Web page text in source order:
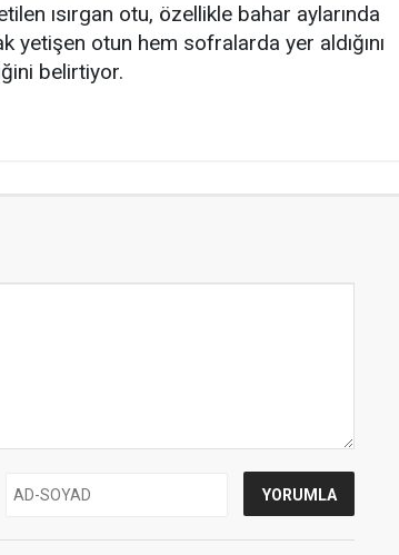
ısırgan otu, özellikle bahar aylarında
otun hem sofralarda yer aldığını
belirtiyor.